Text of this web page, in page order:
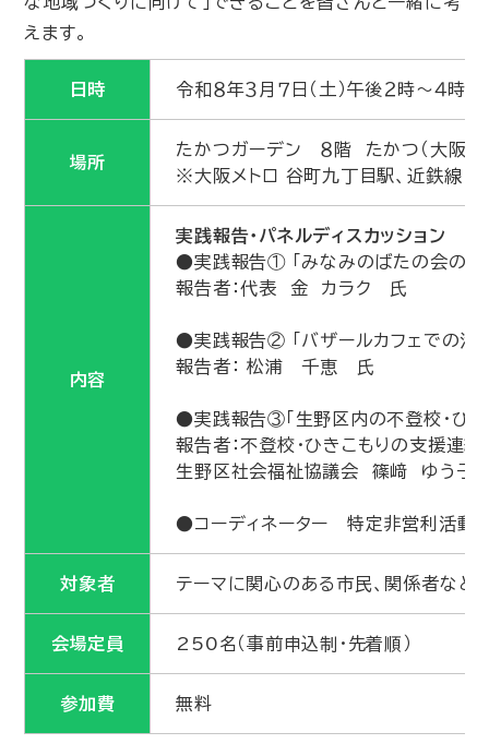
えます。
日時 令和８年３月７日（土）午後２時～４時
場所
たかつガーデン ８階 たかつ（大阪市
※大阪メトロ 谷町九丁目駅、近鉄線
内容
実践報告・パネルディスカッション
●実践報告① 「みなみのばたの会の活
報告者：代表 金 カラク 氏
●実践報告② 「バザールカフェでの活
報告者： 松浦 千恵 氏
●実践報告③「生野区内の不登校・ひき
報告者：不登校・ひきこもりの支援
生野区社会福祉協議会 篠﨑 ゆう子
●コーディネーター 特定非営利活
対象者 テーマに関心のある市民、関係者など
会場定員 250名（事前申込制・先着順）
参加費 無料